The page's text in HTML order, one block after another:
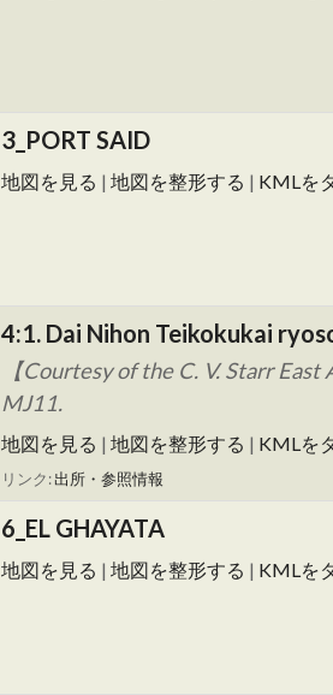
3_PORT SAID
地図を見る | 地図を整形する | KMLを
4:1. Dai Nihon Teikokukai
【Courtesy of the C. V. Starr
MJ11.
地図を見る | 地図を整形する | KMLを
リンク:出所・参照情報
6_EL GHAYATA
地図を見る | 地図を整形する | KMLを